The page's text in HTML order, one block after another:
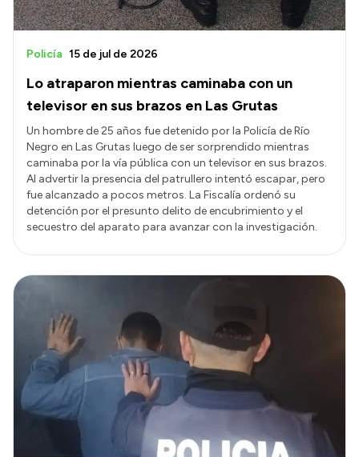
Lo atraparon mientras caminaba con un
televisor en sus brazos en Las Grutas
Policía 15 de jul de 2026
Un hombre de 25 años fue detenido por la Policía de Río
Negro en Las Grutas luego de ser sorprendido mientras
caminaba por la vía pública con un televisor en sus brazos.
Al advertir la presencia del patrullero intentó escapar, pero
fue alcanzado a pocos metros. La Fiscalía ordenó su
detención por el presunto delito de encubrimiento y el
secuestro del aparato para avanzar con la investigación.